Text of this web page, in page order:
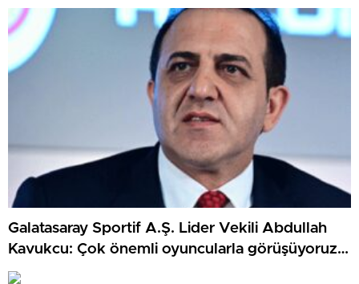
Galatasaray Sportif A.Ş. Lider Vekili Abdullah
Kavukcu: Çok önemli oyuncularla görüşüyoruz,
para harcayacağız